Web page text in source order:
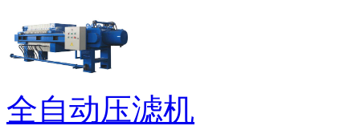
全自动压滤机